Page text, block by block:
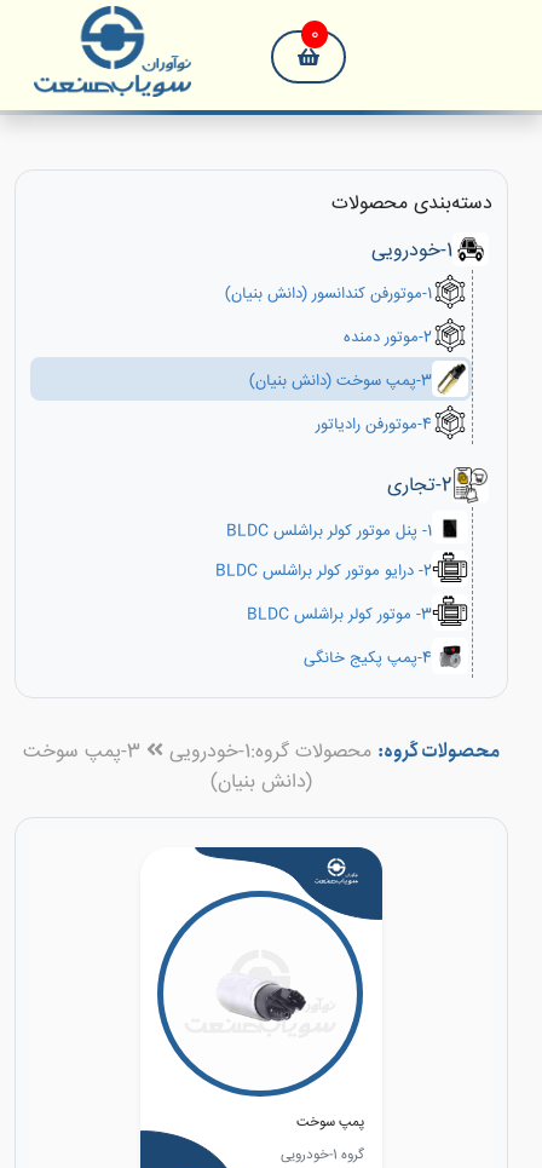
0
دسته‌بندی‌ محصولات
1-خودرویی
1-موتورفن کندانسور (دانش بنیان)
2-موتور دمنده
3-پمپ سوخت (دانش بنیان)
4-موتورفن رادیاتور
2-تجاری
1- پنل موتور کولر براشلس BLDC
2- درایو موتور کولر براشلس BLDC
3- موتور کولر براشلس BLDC
4-پمپ پکیج خانگی
محصولات گروه: محصولات گروه:1-خودرویی
3-پمپ سوخت
(دانش بنیان)
پمپ سوخت
گروه 1-خودرویی